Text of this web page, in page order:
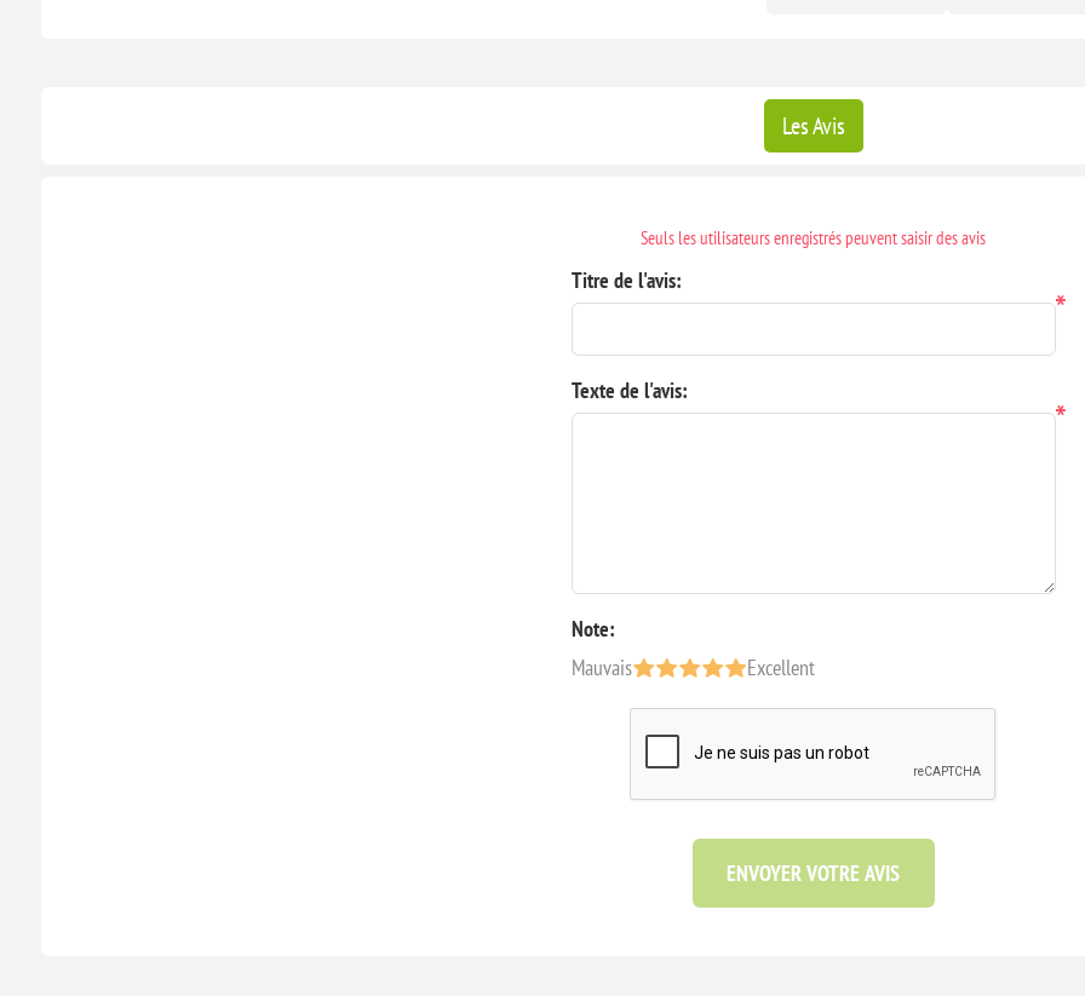
Les Avis
Seuls les utilisateurs enregistrés peuvent saisir des avis
Titre de l'avis:
*
Texte de l'avis:
*
Note:
Mauvais
Excellent
ENVOYER VOTRE AVIS